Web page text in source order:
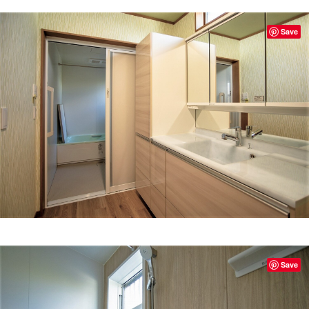
Save
Save